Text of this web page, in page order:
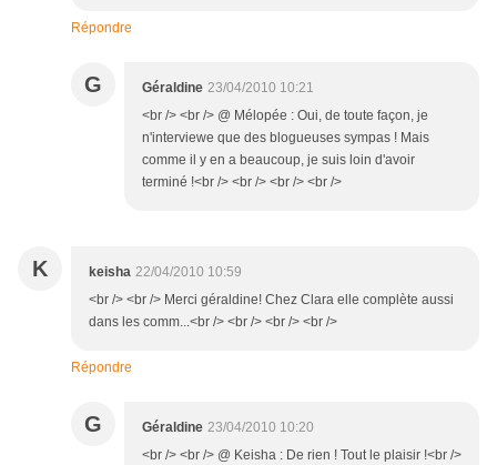
Répondre
G Géraldine 23/04/2010 10:21
<br /> <br /> @ Mélopée : Oui, de toute façon, je
n'interviewe que des blogueuses sympas ! Mais
comme il y en a beaucoup, je suis loin d'avoir
terminé !<br /> <br /> <br /> <br />
K keisha 22/04/2010 10:59
<br /> <br /> Merci géraldine! Chez Clara elle complète aussi
dans les comm...<br /> <br /> <br /> <br />
Répondre
G Géraldine 23/04/2010 10:20
<br /> <br /> @ Keisha : De rien ! Tout le plaisir !<br />